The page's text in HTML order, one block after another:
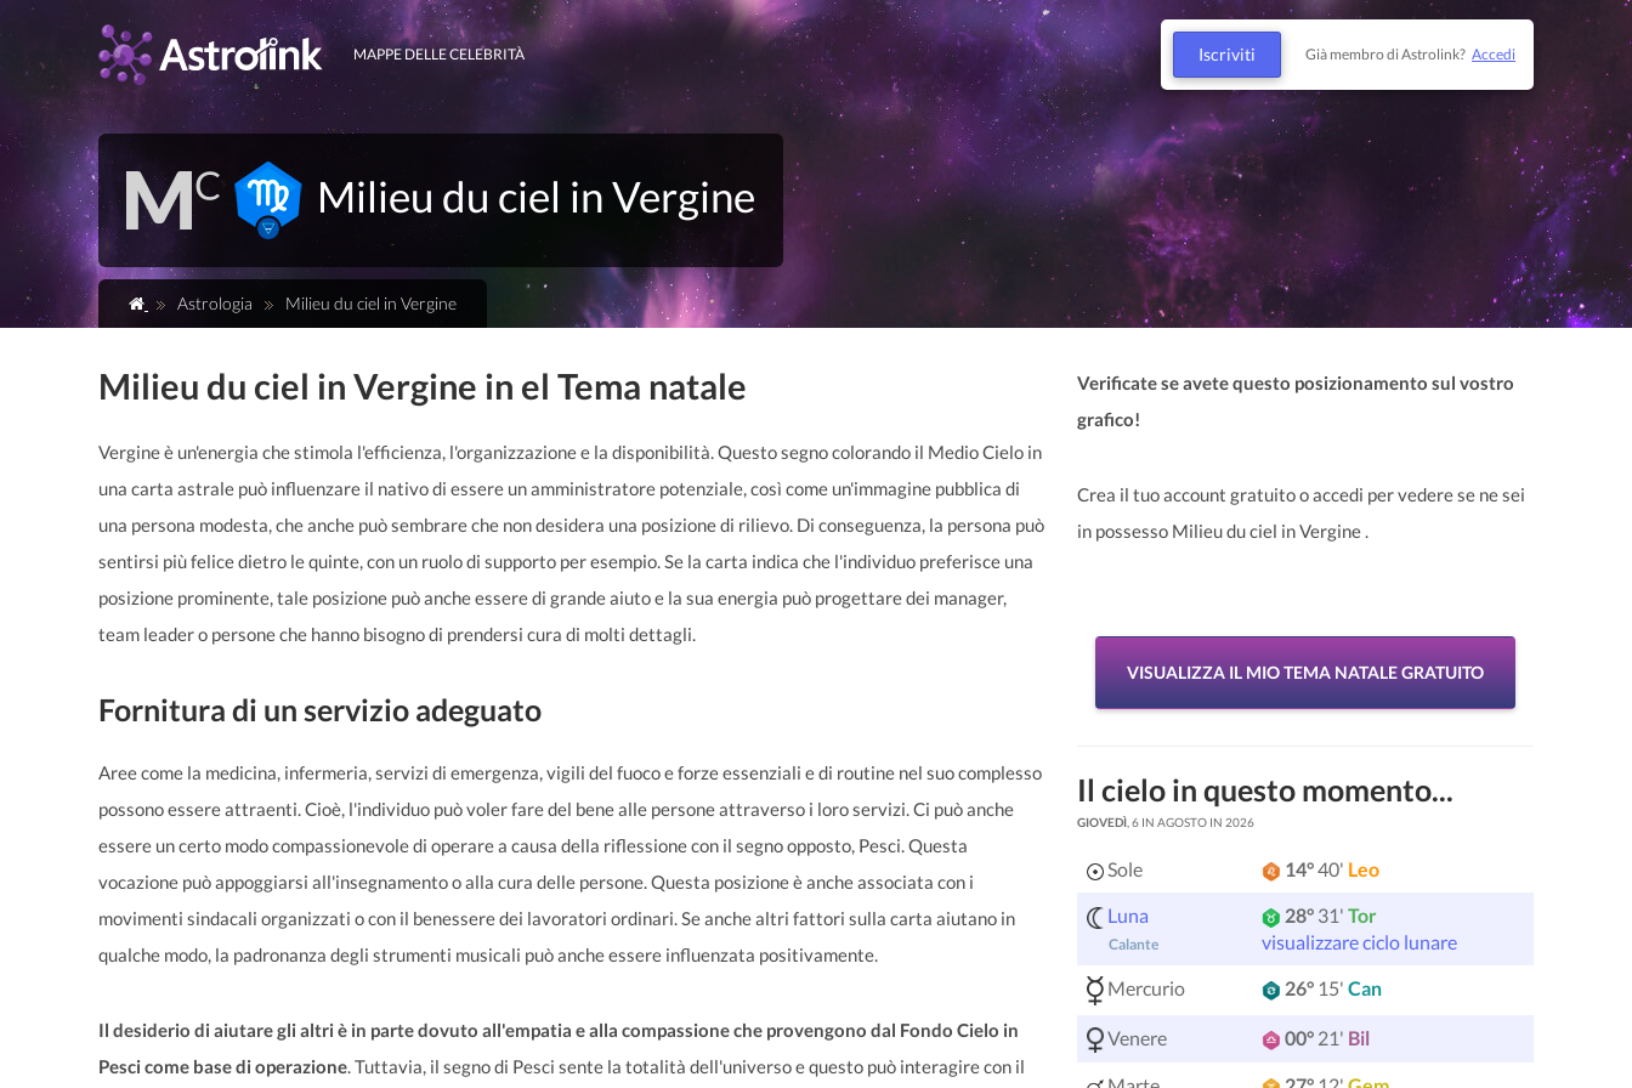
MAPPE DELLE CELEBRITÀ Iscriviti Già membro di Astrolink? Accedi
Milieu du ciel in Vergine
Astrologia Milieu du ciel in Vergine
Milieu du ciel in Vergine in el Tema natale
Vergine è un'energia che stimola l'efficienza, l'organizzazione e la disponibilità. Questo segno colorando il Medio Cielo in
una carta astrale può influenzare il nativo di essere un amministratore potenziale, così come un'immagine pubblica di
una persona modesta, che anche può sembrare che non desidera una posizione di rilievo. Di conseguenza, la persona può
sentirsi più felice dietro le quinte, con un ruolo di supporto per esempio. Se la carta indica che l'individuo preferisce una
posizione prominente, tale posizione può anche essere di grande aiuto e la sua energia può progettare dei manager,
team leader o persone che hanno bisogno di prendersi cura di molti dettagli.
Fornitura di un servizio adeguato
Aree come la medicina, infermeria, servizi di emergenza, vigili del fuoco e forze essenziali e di routine nel suo complesso
possono essere attraenti. Cioè, l'individuo può voler fare del bene alle persone attraverso i loro servizi. Ci può anche
essere un certo modo compassionevole di operare a causa della riflessione con il segno opposto, Pesci. Questa
vocazione può appoggiarsi all'insegnamento o alla cura delle persone. Questa posizione è anche associata con i
movimenti sindacali organizzati o con il benessere dei lavoratori ordinari. Se anche altri fattori sulla carta aiutano in
qualche modo, la padronanza degli strumenti musicali può anche essere influenzata positivamente.
Il desiderio di aiutare gli altri è in parte dovuto all'empatia e alla compassione che provengono dal Fondo Cielo in
Pesci come base di operazione. Tuttavia, il segno di Pesci sente la totalità dell'universo e questo può interagire con il
Verificate se avete questo posizionamento sul vostro
grafico!
Crea il tuo account gratuito o accedi per vedere se ne sei
in possesso Milieu du ciel in Vergine .
VISUALIZZA IL MIO TEMA NATALE GRATUITO
Il cielo in questo momento...
GIOVEDÌ, 6 IN AGOSTO IN 2026
Sole 14°40' Leo
Luna
Calante
28°31' Tor
visualizzare ciclo lunare
Mercurio
26°15' Can
Venere 00°21' Bil